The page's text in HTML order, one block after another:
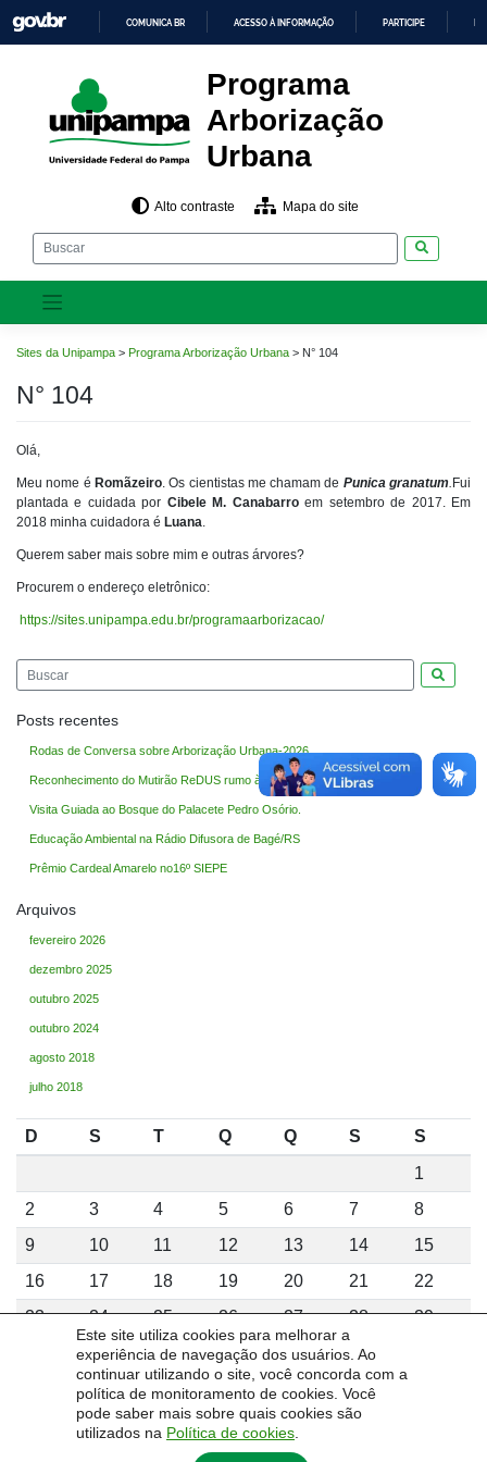
Este site utiliza cookies para melhorar a
experiência de navegação dos usuários. Ao
continuar utilizando o site, você concorda com a
política de monitoramento de cookies. Você
pode saber mais sobre quais cookies são
utilizados na Política de cookies
para
o
O
CONTEÚDO
COMUNICA BR ACESSO À INFORMAÇÃO PARTICIPE
Programa
Arborização
Urbana
Alto contraste Mapa do site
Sites da Unipampa > Programa Arborização Urbana > N° 104
N° 104
Olá,
Meu nome é Romãzeiro. Os cientistas me chamam de Punica granatum. Fui
plantada e cuidada por Cibele M. Canabarroem setembro de 2017. Em
2018 minha cuidadora é Luana.
Querem saber mais sobre mim e outras árvores?
Procurem o endereço eletrônico:
https://sites.unipampa.edu.br/programaarborizacao/
Posts recentes
Rodas de Conversa sobre Arborização Urbana-2026
Reconhecimento do Mutirão ReDUS rumo à COP30
Visita Guiada ao Bosque do Palacete Pedro Osório.
Educação Ambiental na Rádio Difusora de Bagé/RS
Prêmio Cardeal Amarelo no16º SIEPE
Arquivos
fevereiro 2026
dezembro 2025
outubro 2025
outubro 2024
agosto 2018
julho 2018
agosto 2026
D S T Q Q S
S
1
2
3 4 5 6 7
8
9
10 11 12 13 14
15
16
17 18 19 20 21
22
23
24 25 26 27 28
29
31